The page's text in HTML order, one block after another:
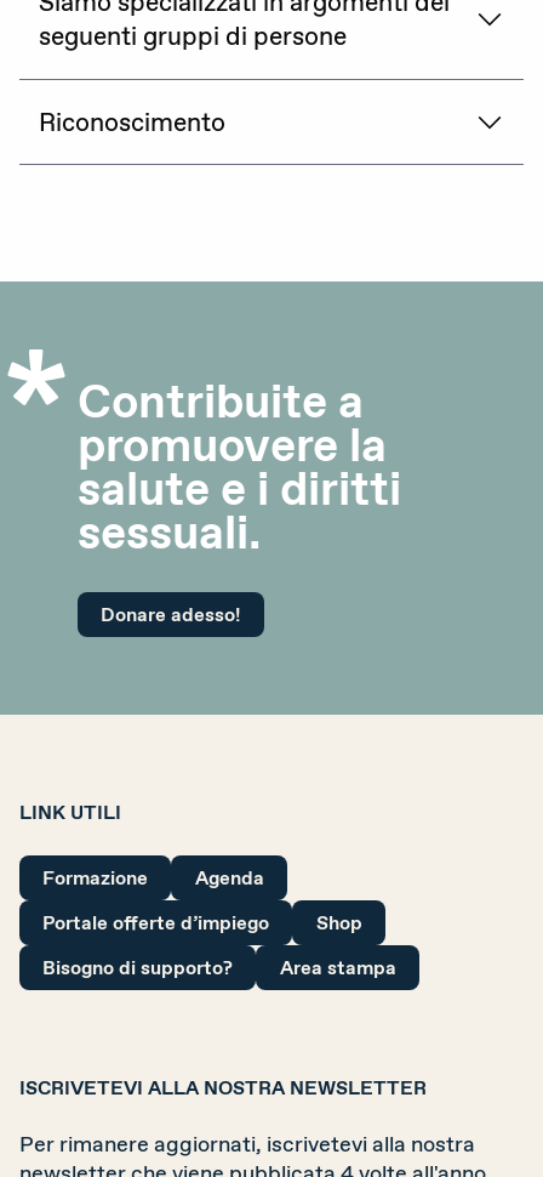
DE FR IT
seguenti gruppi di persone
Riconoscimento
Contribuite a
promuovere la
salute e i diritti
sessuali.
Donare adesso!
LINK UTILI
Formazione
Agenda
Portale offerte d’impiego
Shop
Bisogno di supporto?
Area stampa
ISCRIVETEVI ALLA NOSTRA NEWSLETTER
Per rimanere aggiornati, iscrivetevi alla nostra